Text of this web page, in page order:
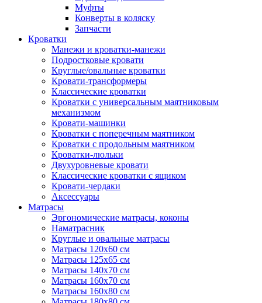
Муфты
Конверты в коляску
Запчасти
Кроватки
Манежи и кроватки-манежи
Подростковые кровати
Круглые/овальные кроватки
Кровати-трансформеры
Классические кроватки
Кроватки с универсальным маятниковым
механизмом
Кровати-машинки
Кроватки с поперечным маятником
Кроватки с продольным маятником
Кроватки-люльки
Двухуровневые кровати
Классические кроватки с ящиком
Кровати-чердаки
Аксессуары
Матрасы
Эргономические матрасы, коконы
Наматрасник
Круглые и овальные матрасы
Матрасы 120х60 см
Матрасы 125х65 см
Матрасы 140х70 см
Матрасы 160х70 см
Матрасы 160х80 см